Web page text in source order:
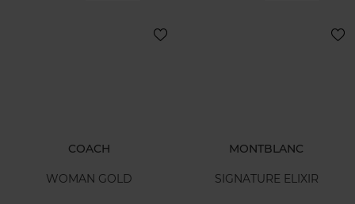
COACH
WOMAN GOLD
MONTBLANC
SIGNATURE ELIXIR